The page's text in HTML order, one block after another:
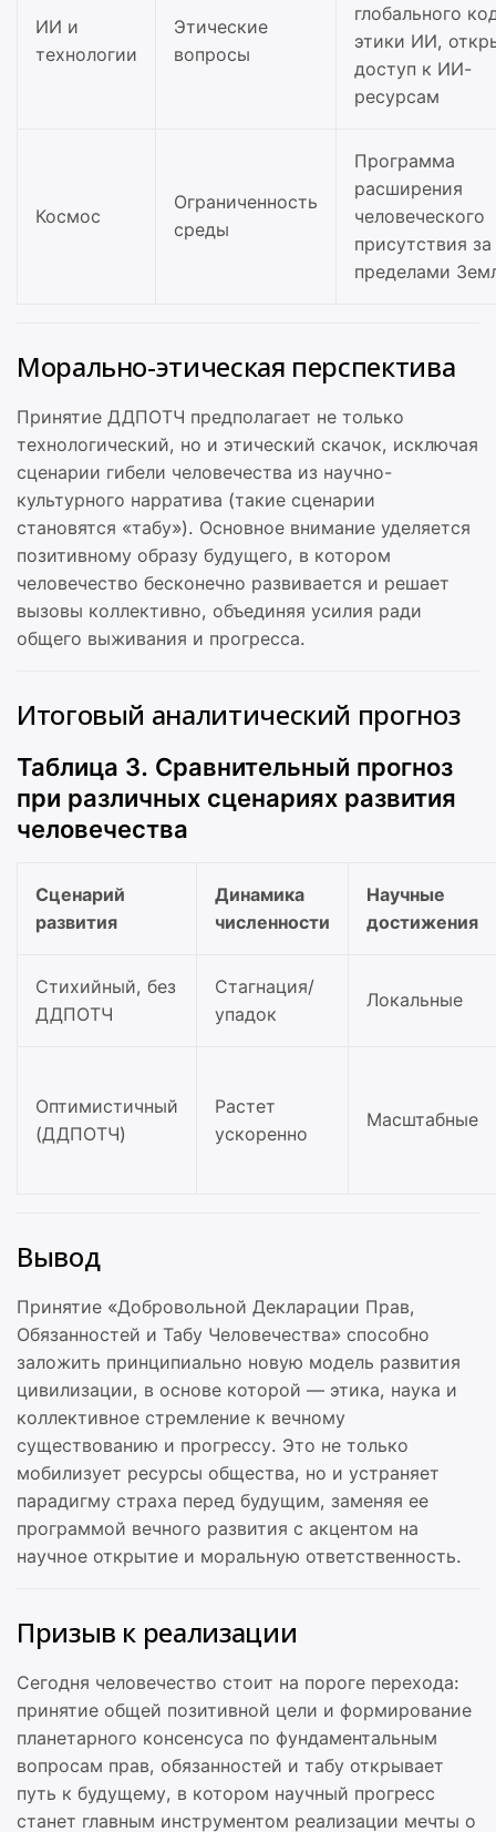
ИИ и
технологии
Этические
вопросы
глобального
этики ИИ,
доступ к ИИ-
ресурсам
Космос
Ограниченность
среды
Программа
расширения
человеческого
присутствия за
пределами
Морально-этическая перспектива
Принятие ДДПОТЧ предполагает не только
технологический, но и этический скачок, исключая
сценарии гибели человечества из научно-
культурного нарратива (такие сценарии
становятся «табу»). Основное внимание уделяется
позитивному образу будущего, в котором
человечество бесконечно развивается и решает
вызовы коллективно, объединяя усилия ради
общего выживания и прогресса.
Итоговый аналитический прогноз
Таблица 3. Сравнительный прогноз
при различных сценариях развития
человечества
Сценарий
развития
Динамика
численности
Научные
достижения
Стихийный, без
ДДПОТЧ
Стагнация/
упадок
Локальные
Оптимистичный
(ДДПОТЧ)
Растет
ускоренно
Масштабные
Вывод
Принятие «Добровольной Декларации Прав,
Обязанностей и Табу Человечества» способно
заложить принципиально новую модель развития
цивилизации, в основе которой — этика, наука и
коллективное стремление к вечному
существованию и прогрессу. Это не только
мобилизует ресурсы общества, но и устраняет
парадигму страха перед будущим, заменяя ее
программой вечного развития с акцентом на
научное открытие и моральную ответственность.
Призыв к реализации
Сегодня человечество стоит на пороге перехода:
принятие общей позитивной цели и формирование
планетарного консенсуса по фундаментальным
вопросам прав, обязанностей и табу открывает
путь к будущему, в котором научный прогресс
станет главным инструментом реализации мечты о